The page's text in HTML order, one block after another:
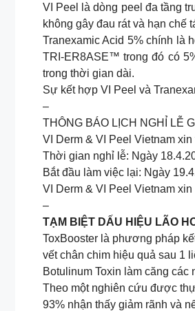
VI Peel là dòng peel đa tầng
không gây đau rát và hạn chế
Tranexamic Acid 5% chính là
TRI-ER8ASE™ trong đó có
trong thời gian dài.
Sự kết hợp VI Peel và
–
THÔNG BÁO LỊCH NGHỈ LỄ
VI Derm & VI Peel Vietnam
Thời gian nghỉ lễ: Ngày
Bắt đầu làm việc lại: Ngày
VI Derm & VI Peel Vietnam
–
TẠM BIỆT DẤU HIỆU LÃO
ToxBooster là phương pháp
vết chân chim hiệu quả sau 1
Botulinum Toxin làm căng các
Theo một nghiên cứu được
93% nhận thấy giảm rãnh và